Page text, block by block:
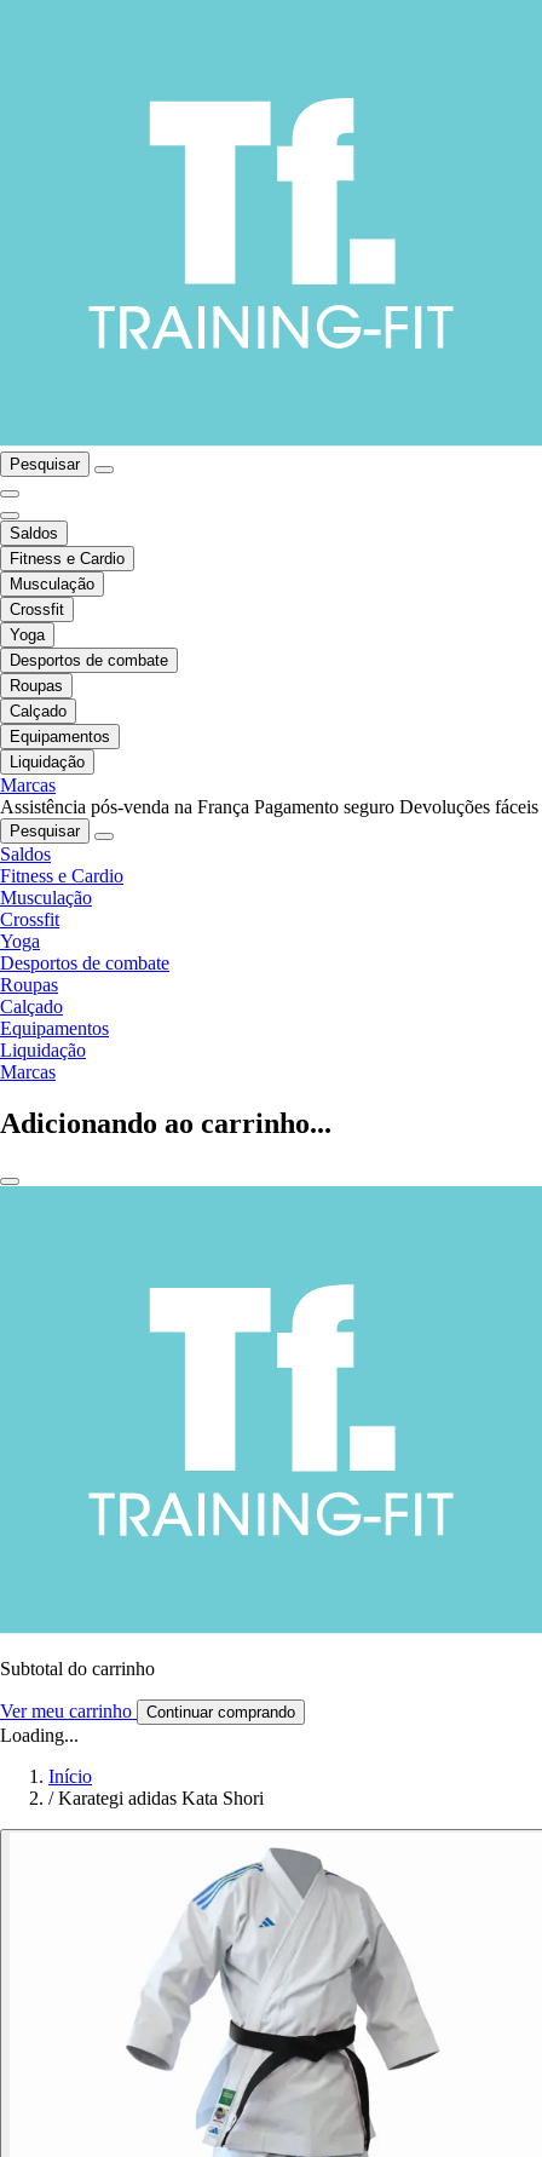
Pesquisar
Saldos
Fitness e Cardio
Musculação
Crossfit
Yoga
Desportos de combate
Roupas
Calçado
Equipamentos
Liquidação
Marcas
Assistência pós-venda na França Pagamento seguro Devoluções fáceis
Pesquisar
Saldos
Fitness e Cardio
Musculação
Crossfit
Yoga
Desportos de combate
Roupas
Calçado
Equipamentos
Liquidação
Marcas
Adicionando ao carrinho...
Subtotal do carrinho
Ver meu carrinho Continuar comprando
Loading...
Início
/ Karategi adidas Kata Shori